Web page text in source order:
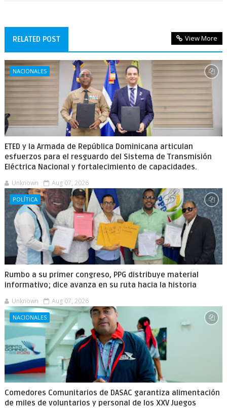
RELATED POST View More
NACIONALES
ETED y la Armada de República Dominicana articulan
esfuerzos para el resguardo del Sistema de Transmisión
Eléctrica Nacional y fortalecimiento de capacidades.
Unknown Aug 07, 2026
POLÍTICA
Rumbo a su primer congreso, PPG distribuye material
informativo; dice avanza en su ruta hacia la historia
Unknown Aug 07, 2026
NACIONALES
Comedores Comunitarios de DASAC garantiza alimentación
de miles de voluntarios y personal de los XXV Juegos